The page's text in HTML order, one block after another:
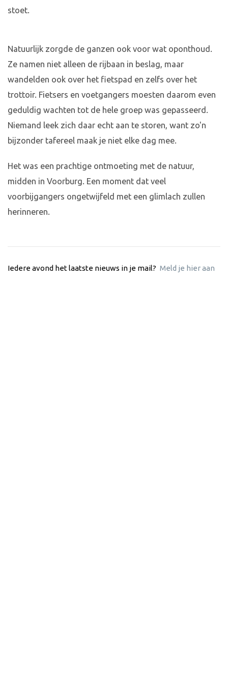
stoet.
Natuurlijk zorgde de ganzen ook voor wat oponthoud.
Ze namen niet alleen de rijbaan in beslag, maar
wandelden ook over het fietspad en zelfs over het
trottoir. Fietsers en voetgangers moesten daarom even
geduldig wachten tot de hele groep was gepasseerd.
Niemand leek zich daar echt aan te storen, want zo'n
bijzonder tafereel maak je niet elke dag mee.
Het was een prachtige ontmoeting met de natuur,
midden in Voorburg. Een moment dat veel
voorbijgangers ongetwijfeld met een glimlach zullen
herinneren.
Iedere avond het laatste nieuws in je mail? Meld je hier aan